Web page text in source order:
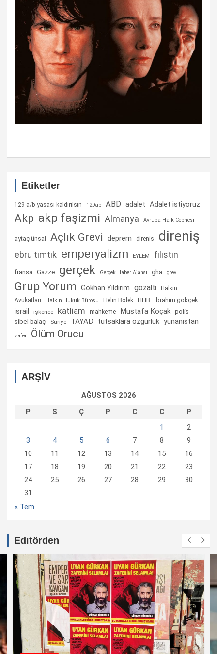
Etiketler
129 a/b yasası kaldırılsın 129ab ABD adalet Adalet istiyoruz
Akp akp faşizmi Almanya Avrupa Halk Cephesi
aytaç ünsal Açlık Grevi deprem direnis direniş
ebru timtik emperyalizm EYLEM filistin
fransa Gazze gerçek Gerçek Haber Ajansı gha grev
Grup Yorum Gökhan Yıldırım gözaltı
Halkın
Avukatları
Halkın Hukuk Bürosu Helin Bölek HHB ibrahim gökçek
israil işkence katliam mahkeme Mustafa Koçak polis
sibel balaç Suriye TAYAD tutsaklara ozgurluk yunanistan
zafer Ölüm Orucu
ARŞİV
AĞUSTOS 2026
P
S Ç P C C
P
1
2
3
4 5 6 7 8
9
10
11 12 13 14 15
16
17
18 19 20 21 22
23
24
25 26 27 28 29
30
31
« Tem
Editörden